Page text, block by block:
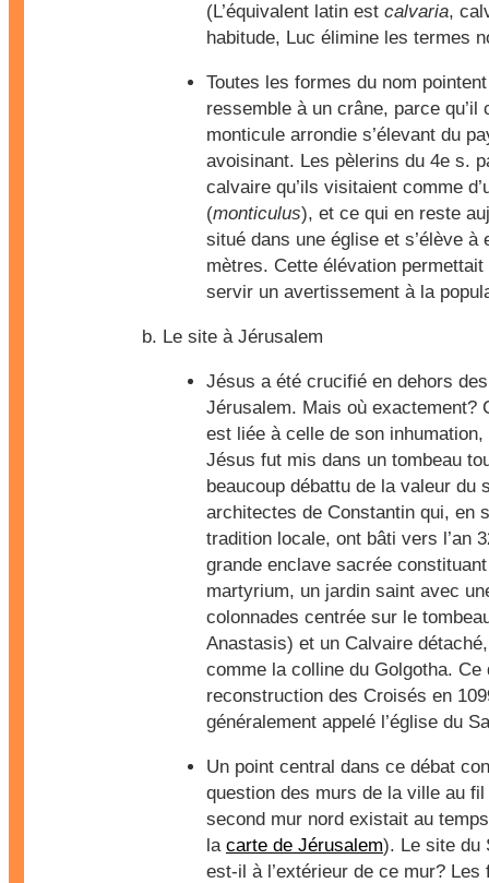
(L’équivalent latin est calvaria,
habitude, Luc élimine les termes
Toutes les formes du nom
ressemble à un crâne, parce qu’il
monticule arrondie s’élevant du
avoisinant. Les pèlerins du 4e s.
calvaire qu’ils visitaient comme
(monticulus), et ce qui en reste
situé dans une église et s’élève à
mètres. Cette élévation
servir un avertissement à la
Le site à Jérusalem
Jésus a été crucifié en dehors
Jérusalem. Mais où exactement?
est liée à celle de son
Jésus fut mis dans un tombeau
beaucoup débattu de la valeur du
architectes de Constantin qui, en
tradition locale, ont bâti vers l’an
grande enclave sacrée
martyrium, un jardin saint avec
colonnades centrée sur le
Anastasis) et un Calvaire
comme la colline du Golgotha. Ce
reconstruction des Croisés en
généralement appelé l’église du
Un point central dans ce débat
question des murs de la ville au fil
second mur nord existait au
la carte de Jérusalem). Le site du
est-il à l’extérieur de ce mur? Les